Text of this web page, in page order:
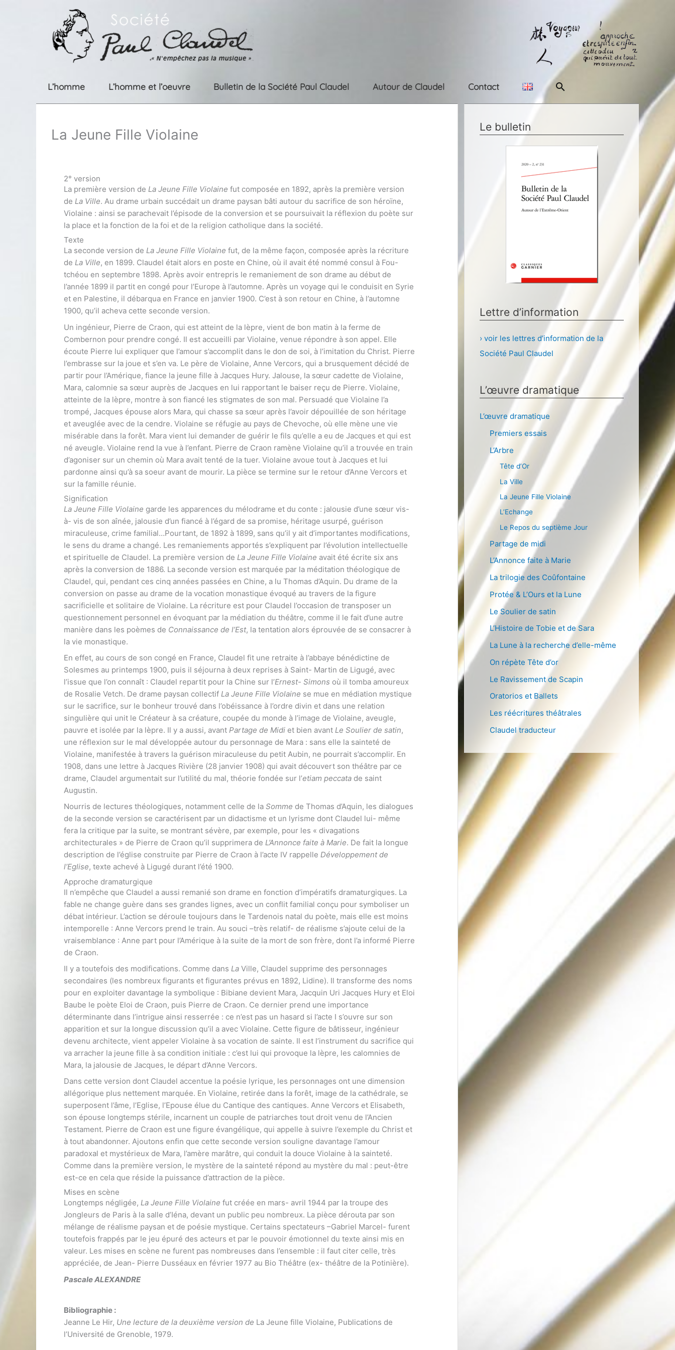
L’homme L’homme et l’oeuvre Bulletin de la Société Paul Claudel Autour de Claudel Contact Rechercher
La Jeune Fille Violaine
2° version
La première version de La Jeune Fille Violaine fut composée en 1892, après la première version
de La Ville. Au drame urbain succédait un drame paysan bâti autour du sacrifice de son héroïne,
Violaine : ainsi se parachevait l’épisode de la conversion et se poursuivait la réflexion du poète sur
la place et la fonction de la foi et de la religion catholique dans la société.
Texte
La seconde version de La Jeune Fille Violaine fut, de la même façon, composée après la récriture
de La Ville, en 1899. Claudel était alors en poste en Chine, où il avait été nommé consul à Fou-
tchéou en septembre 1898. Après avoir entrepris le remaniement de son drame au début de
l’année 1899 il partit en congé pour l’Europe à l’automne. Après un voyage qui le conduisit en Syrie
et en Palestine, il débarqua en France en janvier 1900. C’est à son retour en Chine, à l’automne
1900, qu’il acheva cette seconde version.
Un ingénieur, Pierre de Craon, qui est atteint de la lèpre, vient de bon matin à la ferme de
Combernon pour prendre congé. Il est accueilli par Violaine, venue répondre à son appel. Elle
écoute Pierre lui expliquer que l’amour s’accomplit dans le don de soi, à l’imitation du Christ. Pierre
l’embrasse sur la joue et s’en va. Le père de Violaine, Anne Vercors, qui a brusquement décidé de
partir pour l’Amérique, fiance la jeune fille à Jacques Hury. Jalouse, la sœur cadette de Violaine,
Mara, calomnie sa sœur auprès de Jacques en lui rapportant le baiser reçu de Pierre. Violaine,
atteinte de la lèpre, montre à son fiancé les stigmates de son mal. Persuadé que Violaine l’a
trompé, Jacques épouse alors Mara, qui chasse sa sœur après l’avoir dépouillée de son héritage
et aveuglée avec de la cendre. Violaine se réfugie au pays de Chevoche, où elle mène une vie
misérable dans la forêt. Mara vient lui demander de guérir le fils qu’elle a eu de Jacques et qui est
né aveugle. Violaine rend la vue à l’enfant. Pierre de Craon ramène Violaine qu’il a trouvée en train
d’agoniser sur un chemin où Mara avait tenté de la tuer. Violaine avoue tout à Jacques et lui
pardonne ainsi qu’à sa soeur avant de mourir. La pièce se termine sur le retour d’Anne Vercors et
sur la famille réunie.
Signification
La Jeune Fille Violaine garde les apparences du mélodrame et du conte : jalousie d’une sœur vis-
à- vis de son aînée, jalousie d’un fiancé à l’égard de sa promise, héritage usurpé, guérison
miraculeuse, crime familial…Pourtant, de 1892 à 1899, sans qu’il y ait d’importantes modifications,
le sens du drame a changé. Les remaniements apportés s’expliquent par l’évolution intellectuelle
et spirituelle de Claudel. La première version de La Jeune Fille Violaine avait été écrite six ans
après la conversion de 1886. La seconde version est marquée par la méditation théologique de
Claudel, qui, pendant ces cinq années passées en Chine, a lu Thomas d’Aquin. Du drame de la
conversion on passe au drame de la vocation monastique évoqué au travers de la figure
sacrificielle et solitaire de Violaine. La récriture est pour Claudel l’occasion de transposer un
questionnement personnel en évoquant par la médiation du théâtre, comme il le fait d’une autre
manière dans les poèmes de Connaissance de l’Est, la tentation alors éprouvée de se consacrer à
la vie monastique.
En effet, au cours de son congé en France, Claudel fit une retraite à l’abbaye bénédictine de
Solesmes au printemps 1900, puis il séjourna à deux reprises à Saint- Martin de Ligugé, avec
l’issue que l’on connaît : Claudel repartit pour la Chine sur l’Ernest- Simons où il tomba amoureux
de Rosalie Vetch. De drame paysan collectif La Jeune Fille Violaine se mue en médiation mystique
sur le sacrifice, sur le bonheur trouvé dans l’obéissance à l’ordre divin et dans une relation
singulière qui unit le Créateur à sa créature, coupée du monde à l’image de Violaine, aveugle,
pauvre et isolée par la lèpre. Il y a aussi, avant Partage de Midi et bien avant Le Soulier de satin,
une réflexion sur le mal développée autour du personnage de Mara : sans elle la sainteté de
Violaine, manifestée à travers la guérison miraculeuse du petit Aubin, ne pourrait s’accomplir. En
1908, dans une lettre à Jacques Rivière (28 janvier 1908) qui avait découvert son théâtre par ce
drame, Claudel argumentait sur l’utilité du mal, théorie fondée sur l’etiam peccata de saint
Augustin.
Nourris de lectures théologiques, notamment celle de la Somme de Thomas d’Aquin, les dialogues
de la seconde version se caractérisent par un didactisme et un lyrisme dont Claudel lui- même
fera la critique par la suite, se montrant sévère, par exemple, pour les « divagations
architecturales » de Pierre de Craon qu’il supprimera de L’Annonce faite à Marie. De fait la longue
description de l’église construite par Pierre de Craon à l’acte IV rappelle Développement de
l’Eglise, texte achevé à Ligugé durant l’été 1900.
Approche dramaturgique
Il n’empêche que Claudel a aussi remanié son drame en fonction d’impératifs dramaturgiques. La
fable ne change guère dans ses grandes lignes, avec un conflit familial conçu pour symboliser un
débat intérieur. L’action se déroule toujours dans le Tardenois natal du poète, mais elle est moins
intemporelle : Anne Vercors prend le train. Au souci –très relatif- de réalisme s’ajoute celui de la
vraisemblance : Anne part pour l’Amérique à la suite de la mort de son frère, dont l’a informé Pierre
de Craon.
Il y a toutefois des modifications. Comme dans La Ville, Claudel supprime des personnages
secondaires (les nombreux figurants et figurantes prévus en 1892, Lidine). Il transforme des noms
pour en exploiter davantage la symbolique : Bibiane devient Mara, Jacquin Uri Jacques Hury et Eloi
Baube le poète Eloi de Craon, puis Pierre de Craon. Ce dernier prend une importance
déterminante dans l’intrigue ainsi resserrée : ce n’est pas un hasard si l’acte I s’ouvre sur son
apparition et sur la longue discussion qu’il a avec Violaine. Cette figure de bâtisseur, ingénieur
devenu architecte, vient appeler Violaine à sa vocation de sainte. Il est l’instrument du sacrifice qui
va arracher la jeune fille à sa condition initiale : c’est lui qui provoque la lèpre, les calomnies de
Mara, la jalousie de Jacques, le départ d’Anne Vercors.
Dans cette version dont Claudel accentue la poésie lyrique, les personnages ont une dimension
allégorique plus nettement marquée. En Violaine, retirée dans la forêt, image de la cathédrale, se
superposent l’âme, l’Eglise, l’Epouse élue du Cantique des cantiques. Anne Vercors et Elisabeth,
son épouse longtemps stérile, incarnent un couple de patriarches tout droit venu de l’Ancien
Testament. Pierre de Craon est une figure évangélique, qui appelle à suivre l’exemple du Christ et
à tout abandonner. Ajoutons enfin que cette seconde version souligne davantage l’amour
paradoxal et mystérieux de Mara, l’amère marâtre, qui conduit la douce Violaine à la sainteté.
Comme dans la première version, le mystère de la sainteté répond au mystère du mal : peut-être
est-ce en cela que réside la puissance d’attraction de la pièce.
Mises en scène
Longtemps négligée, La Jeune Fille Violaine fut créée en mars- avril 1944 par la troupe des
Jongleurs de Paris à la salle d’Iéna, devant un public peu nombreux. La pièce dérouta par son
mélange de réalisme paysan et de poésie mystique. Certains spectateurs –Gabriel Marcel- furent
toutefois frappés par le jeu épuré des acteurs et par le pouvoir émotionnel du texte ainsi mis en
valeur. Les mises en scène ne furent pas nombreuses dans l’ensemble : il faut citer celle, très
appréciée, de Jean- Pierre Dusséaux en février 1977 au Bio Théâtre (ex- théâtre de la Potinière).
Pascale ALEXANDRE
Bibliographie :
Jeanne Le Hir, Une lecture de la deuxième version de La Jeune fille Violaine, Publications de
l’Université de Grenoble, 1979.
Le bulletin
Lettre d’information
› voir les lettres d’information de la
Société Paul Claudel
L’œuvre dramatique
L’œuvre dramatique
Premiers essais
L’Arbre
Tête d’Or
La Ville
La Jeune Fille Violaine
L’Echange
Le Repos du septième Jour
Partage de midi
L’Annonce faite à Marie
La trilogie des Coûfontaine
Protée & L’Ours et la Lune
Le Soulier de satin
L’Histoire de Tobie et de Sara
La Lune à la recherche d’elle-même
On répète Tête d’or
Le Ravissement de Scapin
Oratorios et Ballets
Les réécritures théâtrales
Claudel traducteur